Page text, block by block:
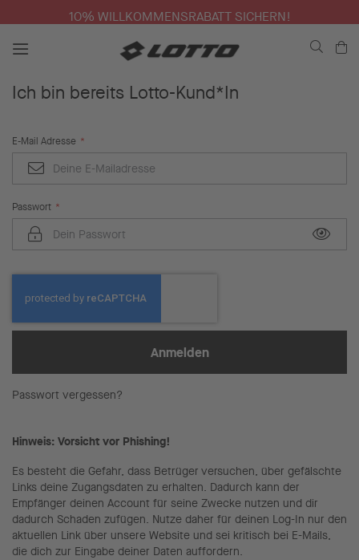
10% WILLKOMMENSRABATT SICHERN!
Ich bin bereits Lotto-Kund*In
E-Mail Adresse
Passwort
Anmelden
Passwort vergessen?
Hinweis: Vorsicht vor Phishing!
Es besteht die Gefahr, dass Betrüger versuchen, über gefälschte
Links deine Zugangsdaten zu erhalten. Dadurch kann der
Empfänger deinen Account für seine Zwecke nutzen und dir
dadurch Schaden zufügen. Nutze daher für deinen Log-In nur den
aktuellen Link über unsere Website und sei kritisch bei E-Mails,
die dich zur Eingabe deiner Daten auffordern.